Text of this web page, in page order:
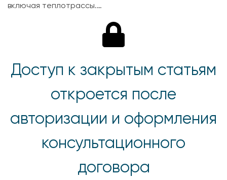
включая теплотрассы.…
Доступ к закрытым статьям
откроется после
авторизации и оформления
консультационного
договора